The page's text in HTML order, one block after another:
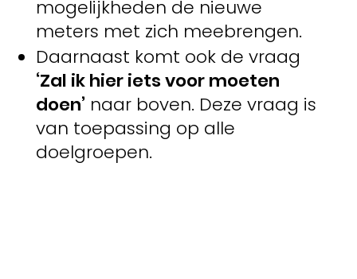
mogelijkheden de nieuwe
meters met zich meebrengen.
Daarnaast komt ook de vraag
‘Zal ik hier iets voor moeten
doen’naar boven. Deze vraag is
van toepassing op alle
doelgroepen.